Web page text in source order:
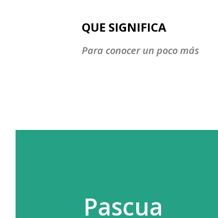
QUE SIGNIFICA
Para conocer un poco más
Pascua